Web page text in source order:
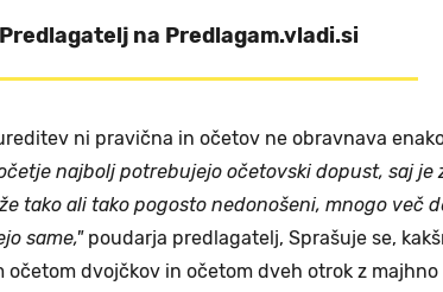
Predlagatelj na Predlagam.vladi.si
ni pravična in očetov ne obravnava
najbolj potrebujejo očetovski dopust, saj je
tako ali tako pogosto nedonošeni, mnogo več
same,"poudarja predlagatelj, Sprašuje se,
očetom dvojčkov in očetom dveh otrok z majhno